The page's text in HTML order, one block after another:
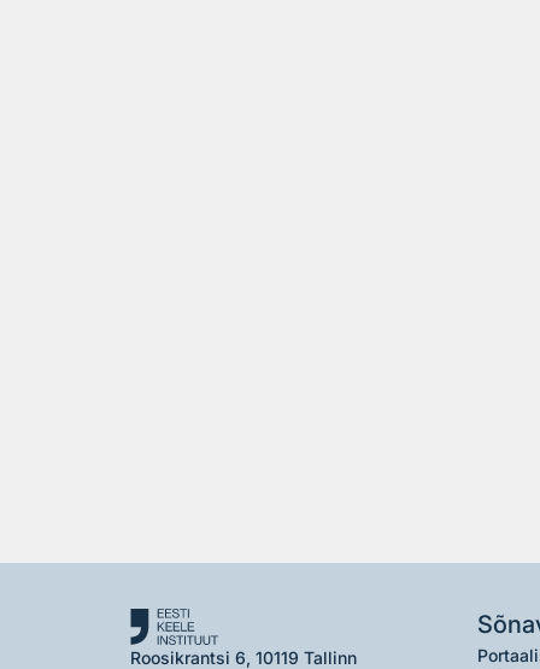
Roosikrantsi 6, 10119 Tallinn